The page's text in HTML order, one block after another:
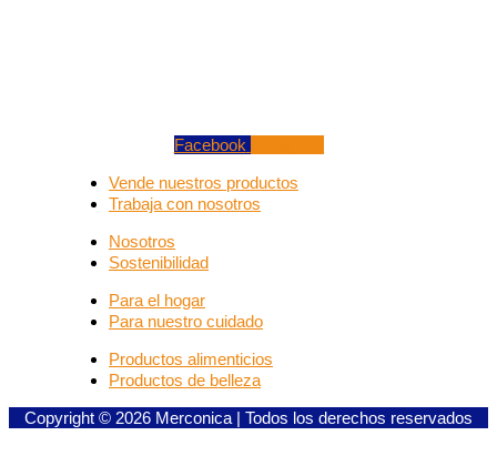
Facebook
Vende nuestros productos
Trabaja con nosotros
Nosotros
Sostenibilidad
Para el hogar
Para nuestro cuidado
Productos alimenticios
Productos de belleza
Copyright © 2026 Merconica | Todos los derechos reservados